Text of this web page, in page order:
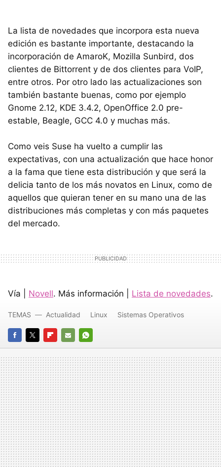
La lista de novedades que incorpora esta nueva
edición es bastante importante, destacando la
incorporación de AmaroK, Mozilla Sunbird, dos
clientes de Bittorrent y de dos clientes para VoIP,
entre otros. Por otro lado las actualizaciones son
también bastante buenas, como por ejemplo
Gnome 2.12, KDE 3.4.2, OpenOffice 2.0 pre-
estable, Beagle, GCC 4.0 y muchas más.
Como veis Suse ha vuelto a cumplir las
expectativas, con una actualización que hace honor
a la fama que tiene esta distribución y que será la
delicia tanto de los más novatos en Linux, como de
aquellos que quieran tener en su mano una de las
distribuciones más completas y con más paquetes
del mercado.
Vía | Novell. Más información | Lista de novedades.
FACEBOOK
TWITTERFLIPBOARD
E-
MAIL
WHATSAPP
TEMAS Actualidad Linux Sistemas Operativos